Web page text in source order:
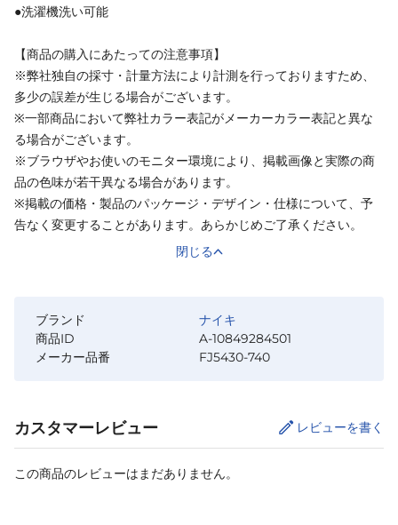
●洗濯機洗い可能
【商品の購入にあたっての注意事項】
※弊社独自の採寸・計量方法により計測を行っておりますため、
多少の誤差が生じる場合がございます。
※一部商品において弊社カラー表記がメーカーカラー表記と異な
る場合がございます。
※ブラウザやお使いのモニター環境により、掲載画像と実際の商
品の色味が若干異なる場合があります。
※掲載の価格・製品のパッケージ・デザイン・仕様について、予
告なく変更することがあります。あらかじめご了承ください。
閉じる
ブランド
ナイキ
商品ID
A-10849284501
メーカー品番
FJ5430-740
カスタマーレビュー レビューを書く
この商品のレビューはまだありません。